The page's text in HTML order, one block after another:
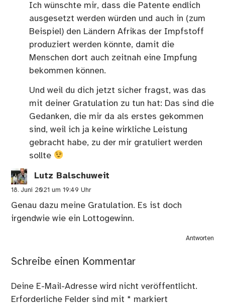
Ich wünschte mir, dass die Patente endlich
ausgesetzt werden würden und auch in (zum
Beispiel) den Ländern Afrikas der Impfstoff
produziert werden könnte, damit die
Menschen dort auch zeitnah eine Impfung
bekommen können.
Und weil du dich jetzt sicher fragst, was das
mit deiner Gratulation zu tun hat: Das sind die
Gedanken, die mir da als erstes gekommen
sind, weil ich ja keine wirkliche Leistung
gebracht habe, zu der mir gratuliert werden
sollte
Lutz Balschuweit
18. Juni 2021 um 19:49 Uhr
Genau dazu meine Gratulation. Es ist doch
irgendwie wie ein Lottogewinn.
Antworten
Schreibe einen Kommentar
Deine E-Mail-Adresse wird nicht veröffentlicht.
Erforderliche Felder sind mit * markiert